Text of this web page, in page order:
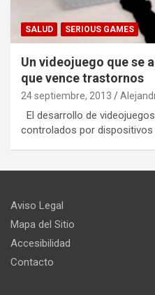
SALUD SERIOUS GAMES
Un videojuego que se
que vence trastornos
24 septiembre, 2013
El desarrollo de
controlados por
Aviso Legal
Mapa del Sitio
Accesibilidad
Contacto